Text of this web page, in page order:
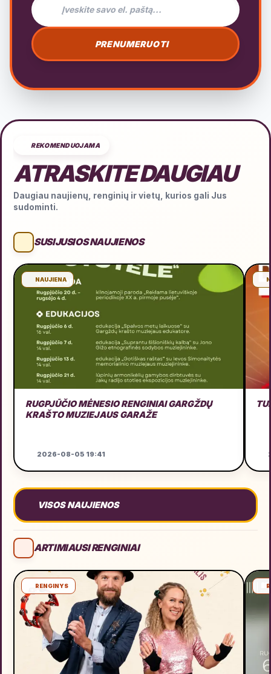
PRENUMERUOTI
REKOMENDUOJAMA
ATRASKITE DAUGIAU
Daugiau naujienų, renginių ir vietų, kurios gali Jus
sudominti.
SUSIJUSIOS NAUJIENOS
NAUJIENA
RUGPJŪČIO MĖNESIO RENGINIAI GARGŽDŲ
KRAŠTO MUZIEJAUS GARAŽE
2026-08-05 19:41
VISOS NAUJIENOS
ARTIMIAUSI RENGINIAI
RENGINYS